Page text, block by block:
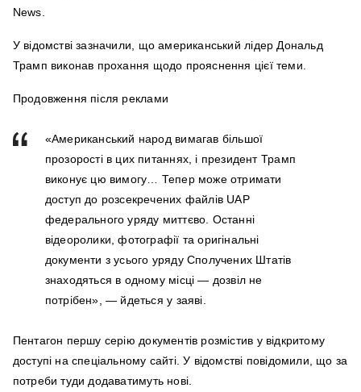
News.
У відомстві зазначили, що американський лідер Дональд
Трамп виконав прохання щодо прояснення цієї теми.
Продовження після реклами
«Американський народ вимагав більшої
прозорості в цих питаннях, і президент Трамп
виконує цю вимогу… Тепер може отримати
доступ до розсекречених файлів UAP
федерального уряду миттєво. Останні
відеоролики, фотографії та оригінальні
документи з усього уряду Сполучених Штатів
знаходяться в одному місці — дозвіл не
потрібен», — йдеться у заяві.
Пентагон першу серію документів розмістив у відкритому
доступі на спеціальному сайті. У відомстві повідомили, що за
потреби туди додаватимуть нові.